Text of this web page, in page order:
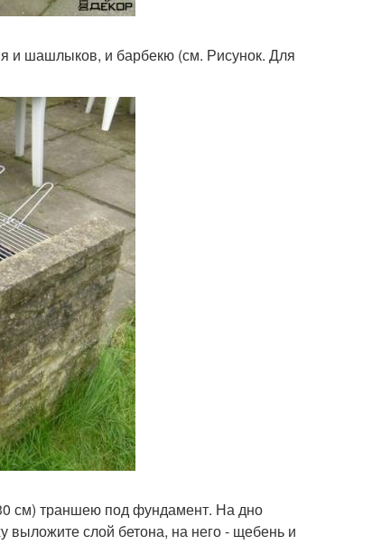
и шашлыков, и барбекю (см. Рисунок. Для
см) траншею под фундамент. На дно
выложите слой бетона, на него - щебень и